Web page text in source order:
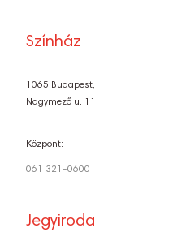
Színház
1065 Budapest,
Nagymező u. 11.
Központ:
061 321-0600
Jegyiroda